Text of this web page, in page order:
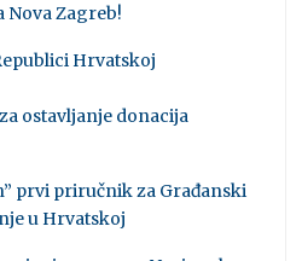
Nova Zagreb!
Hrvatskoj
ostavljanje donacija
prvi priručnik za Građanski
u Hrvatskoj